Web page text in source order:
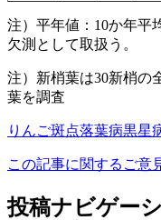
注）平年値：10か年平
欠測として取扱う。
注）新梢葉は30新梢の
葉を調査
りんご斑点落葉病黒星
この記事に関するご意
投稿ナビゲー